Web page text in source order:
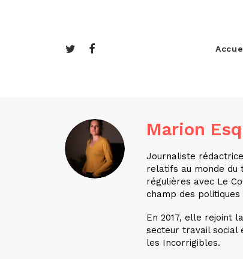
Marion
Journaliste
relatifs au monde du
régulières avec Le
champ des
En 2017, elle rejoint
secteur travail social
les Incorrigibles.